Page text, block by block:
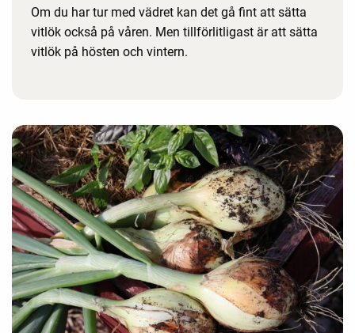
Om du har tur med vädret kan det gå fint att sätta
vitlök också på våren. Men tillförlitligast är att sätta
vitlök på hösten och vintern.